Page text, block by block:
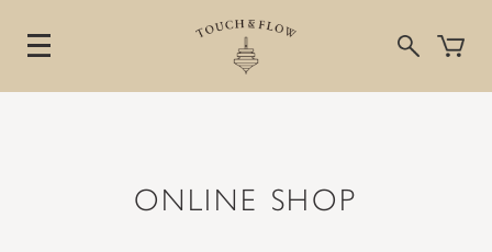
ONLINE SHOP